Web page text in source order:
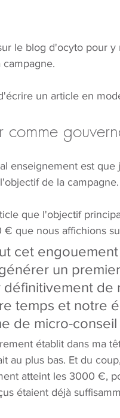
le blog d'ocyto pour
un article en
enseignement est
de la campagne.
que l'objectif
que nous affichions
cet
un
de
temps et notre
de micro-
établit dans ma
au plus bas. Et du
atteint les 3000 €,
étaient déjà